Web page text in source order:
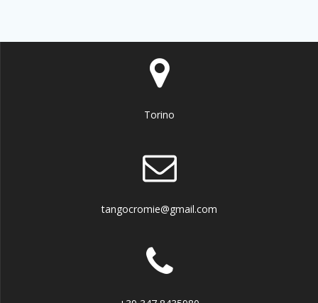
Torino
tangocromie@gmail.com